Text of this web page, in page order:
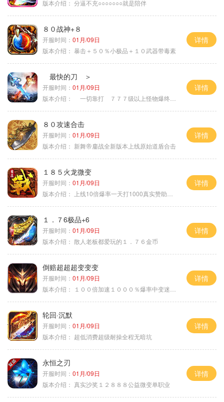
版本介绍： 分逼不充○○○○○○○就是陪伴
８０战神+８
开服时间： 01月/09日
版本介绍： 暴击＋５０％小极品＋１０武器带毒素
详情
最快的刀 ＞
开服时间： 01月/09日
版本介绍：
一切靠打 ７７７级以上怪物爆终极 ＞
详情
８０攻速合击
开服时间： 01月/09日
版本介绍： 新舞帝鏖战全新版本上线原始道盾合击
详情
１８５火龙微变
开服时间： 01月/09日
版本介绍：
上线10倍爆率一天打1000真实赞助一夜终
详情
１．７6极品+6
开服时间： 01月/09日
版本介绍： 散人老板都爱玩的１．７６金币
详情
倒赔超超超变变变
开服时间： 01月/09日
版本介绍：
１００倍加速１０００％爆率中变迷失单职
详情
轮回·沉默
开服时间： 01月/09日
版本介绍： 超低消费超级耐操全程无暗坑
详情
永恒之刃
开服时间： 01月/09日
版本介绍： 真实沙奖１２８８８公益微变单职业
详情